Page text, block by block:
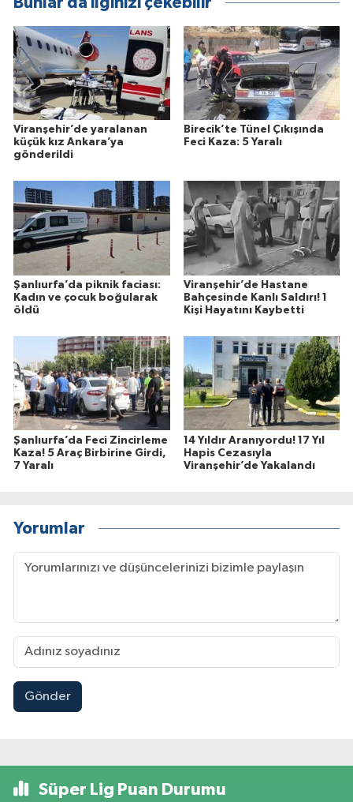
Viranşehir’de yaralanan
küçük kız Ankara’ya
gönderildi
Birecik’te Tünel Çıkışında
Feci Kaza: 5 Yaralı
Şanlıurfa’da piknik faciası:
Kadın ve çocuk boğularak
öldü
Viranşehir’de Hastane
Bahçesinde Kanlı Saldırı! 1
Kişi Hayatını Kaybetti
Şanlıurfa’da Feci Zincirleme
Kaza! 5 Araç Birbirine Girdi,
7 Yaralı
14 Yıldır Aranıyordu! 17 Yıl
Hapis Cezasıyla
Viranşehir’de Yakalandı
Yorumlar
Gönder
Süper Lig Puan Durumu